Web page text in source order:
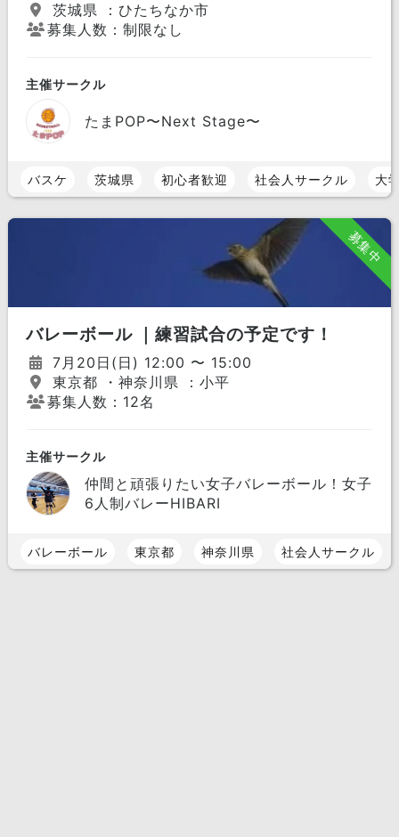
茨城県 ：ひたちなか市
募集人数：制限なし
主催サークル
たまPOP〜Next Stage〜
バスケ 茨城県 初心者歓迎 社会人サークル 大
募集中
バレーボール ｜練習試合の予定です！
7月20日(日) 12:00 〜 15:00
東京都 ・神奈川県 ：小平
募集人数：12名
主催サークル
仲間と頑張りたい女子バレーボール！女子
6人制バレーHIBARI
バレーボール 東京都 神奈川県 社会人サークル